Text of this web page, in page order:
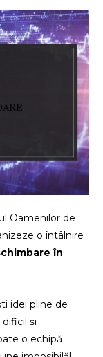
Oamenilor de
o întâlnire
în
idei pline de
și
o echipă